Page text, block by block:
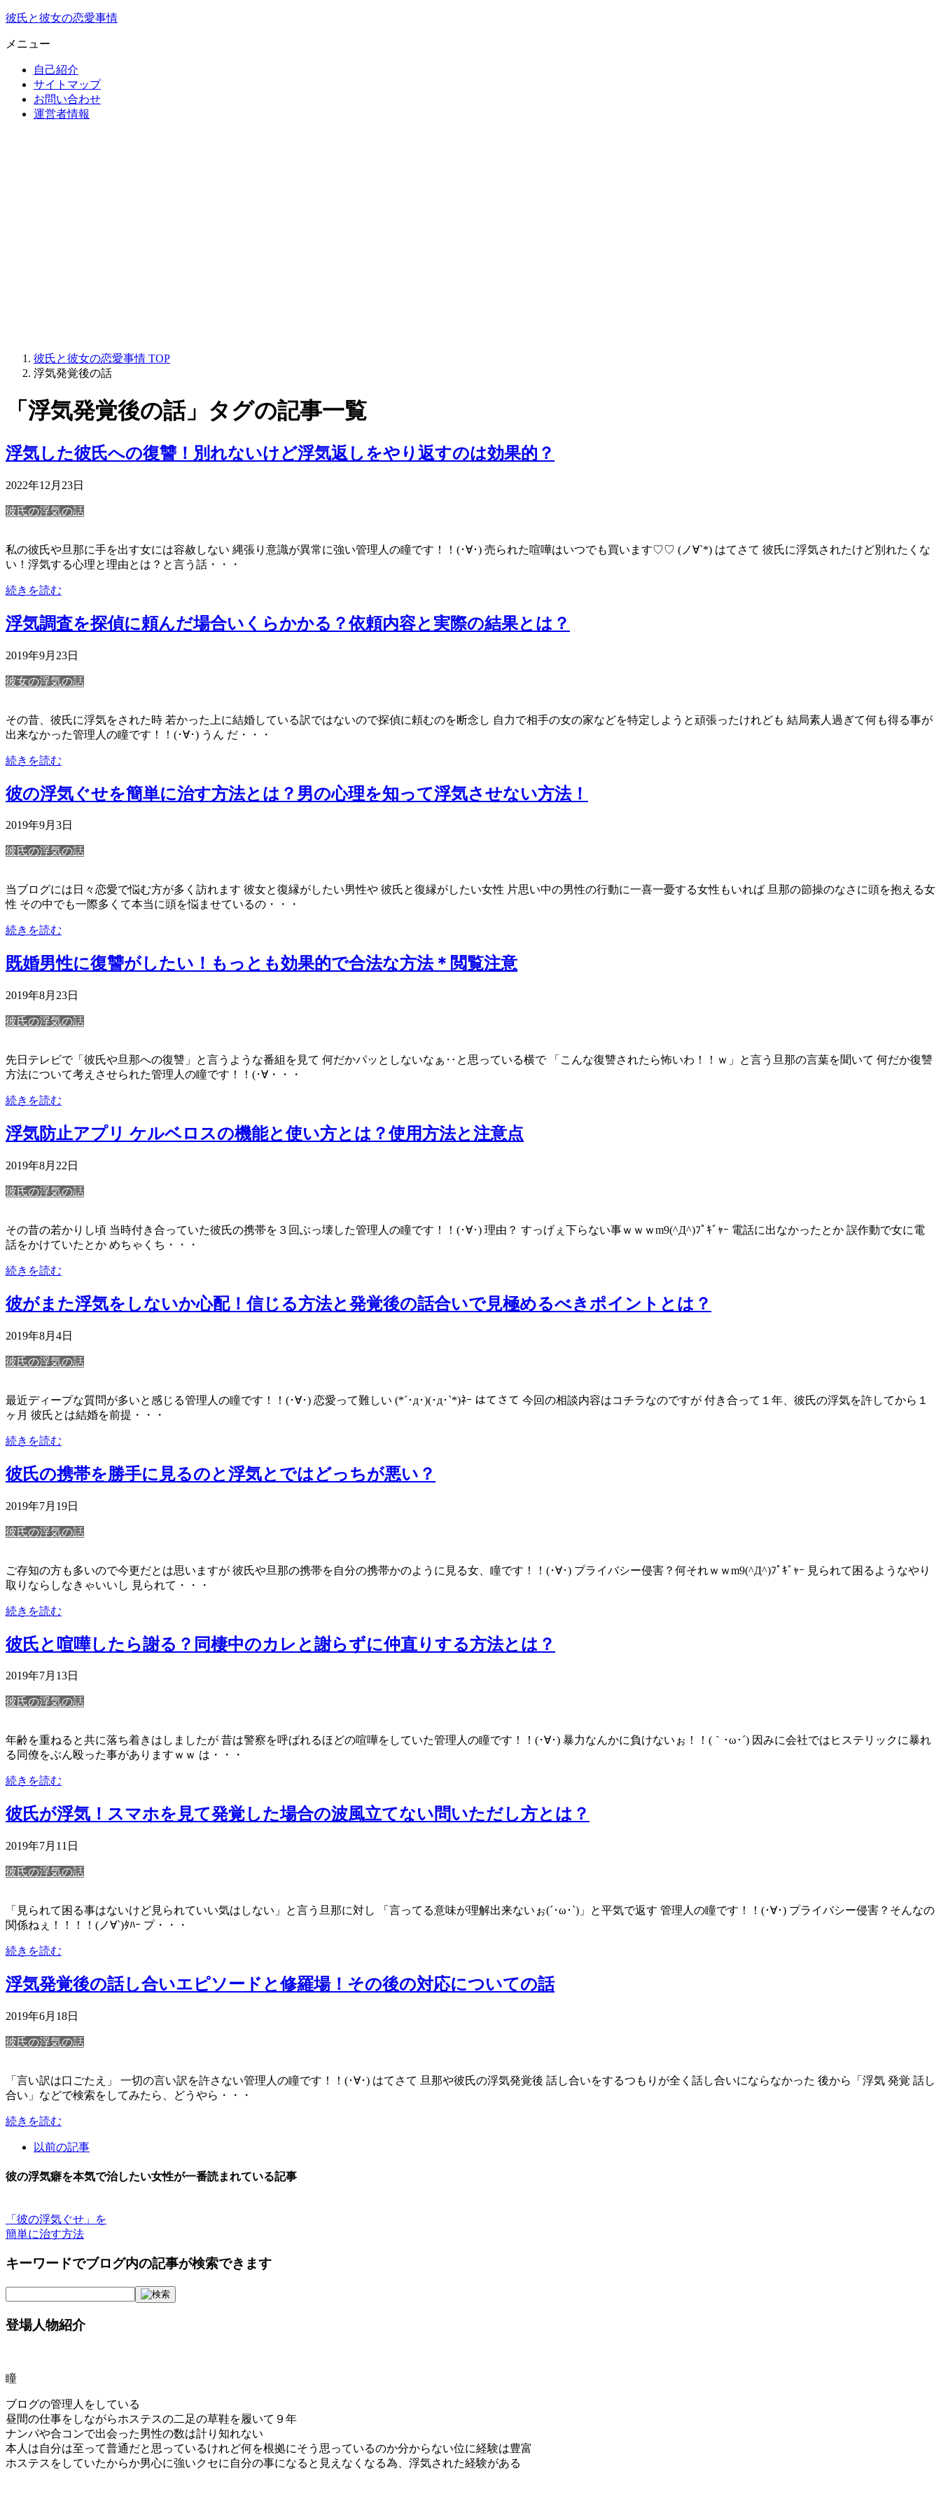
彼氏と彼女の恋愛事情
メニュー
自己紹介
サイトマップ
お問い合わせ
運営者情報
彼氏と彼女の恋愛事情 TOP
浮気発覚後の話
「浮気発覚後の話」タグの記事一覧
浮気した彼氏への復讐！別れないけど浮気返しをやり返すのは効果的？
2022年12月23日
彼氏の浮気の話
私の彼氏や旦那に手を出す女には容赦しない 縄張り意識が異常に強い管理人の瞳です！！(･∀･) 売られた喧嘩はいつでも買います♡♡ (ノ∀`*) はてさて 彼氏に浮気されたけど別れたくな
い！浮気する心理と理由とは？と言う話・・・
続きを読む
浮気調査を探偵に頼んだ場合いくらかかる？依頼内容と実際の結果とは？
2019年9月23日
彼女の浮気の話
その昔、彼氏に浮気をされた時 若かった上に結婚している訳ではないので探偵に頼むのを断念し 自力で相手の女の家などを特定しようと頑張ったけれども 結局素人過ぎて何も得る事が
出来なかった管理人の瞳です！！(･∀･) うん だ・・・
続きを読む
彼の浮気ぐせを簡単に治す方法とは？男の心理を知って浮気させない方法！
2019年9月3日
彼氏の浮気の話
当ブログには日々恋愛で悩む方が多く訪れます 彼女と復縁がしたい男性や 彼氏と復縁がしたい女性 片思い中の男性の行動に一喜一憂する女性もいれば 旦那の節操のなさに頭を抱える女
性 その中でも一際多くて本当に頭を悩ませているの・・・
続きを読む
既婚男性に復讐がしたい！もっとも効果的で合法な方法＊閲覧注意
2019年8月23日
彼氏の浮気の話
先日テレビで「彼氏や旦那への復讐」と言うような番組を見て 何だかパッとしないなぁ‥と思っている横で 「こんな復讐されたら怖いわ！！ｗ」と言う旦那の言葉を聞いて 何だか復讐
方法について考えさせられた管理人の瞳です！！(･∀・・・
続きを読む
浮気防止アプリ ケルベロスの機能と使い方とは？使用方法と注意点
2019年8月22日
彼氏の浮気の話
その昔の若かりし頃 当時付き合っていた彼氏の携帯を３回ぶっ壊した管理人の瞳です！！(･∀･) 理由？ すっげぇ下らない事ｗｗｗm9(^Д^)ﾌﾟｷﾞｬｰ 電話に出なかったとか 誤作動で女に電
話をかけていたとか めちゃくち・・・
続きを読む
彼がまた浮気をしないか心配！信じる方法と発覚後の話合いで見極めるべきポイントとは？
2019年8月4日
彼氏の浮気の話
最近ディープな質問が多いと感じる管理人の瞳です！！(･∀･) 恋愛って難しい (*´･д･)(･д･`*)ﾈｰ はてさて 今回の相談内容はコチラなのですが 付き合って１年、彼氏の浮気を許してから１
ヶ月 彼氏とは結婚を前提・・・
続きを読む
彼氏の携帯を勝手に見るのと浮気とではどっちが悪い？
2019年7月19日
彼氏の浮気の話
ご存知の方も多いので今更だとは思いますが 彼氏や旦那の携帯を自分の携帯かのように見る女、瞳です！！(･∀･) プライバシー侵害？何それｗｗm9(^Д^)ﾌﾟｷﾞｬｰ 見られて困るようなやり
取りならしなきゃいいし 見られて・・・
続きを読む
彼氏と喧嘩したら謝る？同棲中のカレと謝らずに仲直りする方法とは？
2019年7月13日
彼氏の浮気の話
年齢を重ねると共に落ち着きはしましたが 昔は警察を呼ばれるほどの喧嘩をしていた管理人の瞳です！！(･∀･) 暴力なんかに負けないぉ！！(｀･ω･´) 因みに会社ではヒステリックに暴れ
る同僚をぶん殴った事がありますｗｗ は・・・
続きを読む
彼氏が浮気！スマホを見て発覚した場合の波風立てない問いただし方とは？
2019年7月11日
彼氏の浮気の話
「見られて困る事はないけど見られていい気はしない」と言う旦那に対し 「言ってる意味が理解出来ないぉ(´･ω･`)」と平気で返す 管理人の瞳です！！(･∀･) プライバシー侵害？そんなの
関係ねぇ！！！！(ノ∀`)ﾀﾊｰ プ・・・
続きを読む
浮気発覚後の話し合いエピソードと修羅場！その後の対応についての話
2019年6月18日
彼氏の浮気の話
「言い訳は口ごたえ」 一切の言い訳を許さない管理人の瞳です！！(･∀･) はてさて 旦那や彼氏の浮気発覚後 話し合いをするつもりが全く話し合いにならなかった 後から「浮気 発覚 話し
合い」などで検索をしてみたら、どうやら・・・
続きを読む
以前の記事
彼の浮気癖を本気で治したい女性が一番読まれている記事
「彼の浮気ぐせ」を
簡単に治す方法
キーワードでブログ内の記事が検索できます
登場人物紹介
瞳
ブログの管理人をしている
昼間の仕事をしながらホステスの二足の草鞋を履いて９年
ナンパや合コンで出会った男性の数は計り知れない
本人は自分は至って普通だと思っているけれど何を根拠にそう思っているのか分からない位に経験は豊富
ホステスをしていたからか男心に強いクセに自分の事になると見えなくなる為、浮気された経験がある